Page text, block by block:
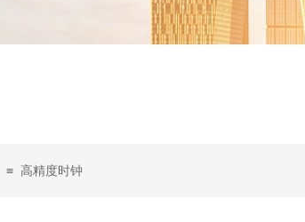
≡ 高精度时钟